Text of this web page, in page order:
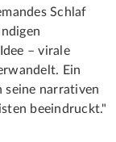
Schlaf
– virale
Ein
seine narrativen
beeindruckt."